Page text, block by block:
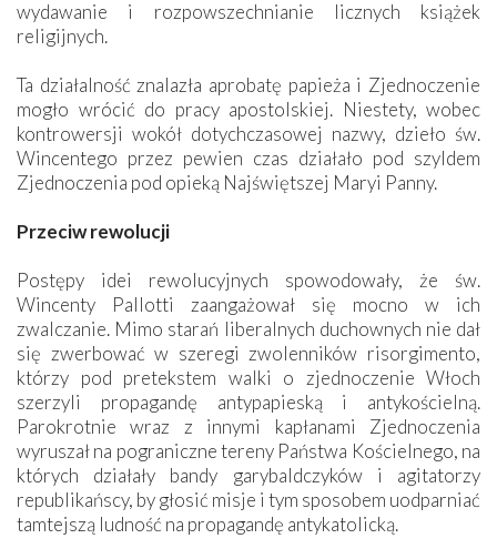
wydawanie i rozpowszechnianie licznych książek
religijnych.
Ta działalność znalazła aprobatę papieża i Zjednoczenie
mogło wrócić do pracy apostolskiej. Niestety, wobec
kontrowersji wokół dotychczasowej nazwy, dzieło św.
Wincentego przez pewien czas działało pod szyldem
Zjednoczenia pod opieką Najświętszej Maryi Panny.
Przeciw rewolucji
Postępy idei rewolucyjnych spowodowały, że św.
Wincenty Pallotti zaangażował się mocno w ich
zwalczanie. Mimo starań liberalnych duchownych nie dał
się zwerbować w szeregi zwolenników risorgimento,
którzy pod pretekstem walki o zjednoczenie Włoch
szerzyli propagandę antypapieską i antykościelną.
Parokrotnie wraz z innymi kapłanami Zjednoczenia
wyruszał na pograniczne tereny Państwa Kościelnego, na
których działały bandy garybaldczyków i agitatorzy
republikańscy, by głosić misje i tym sposobem uodparniać
tamtejszą ludność na propagandę antykatolicką.